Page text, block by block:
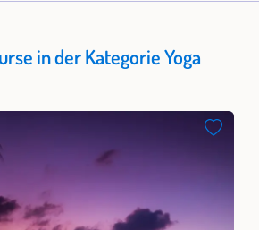
in der Kategorie Yoga